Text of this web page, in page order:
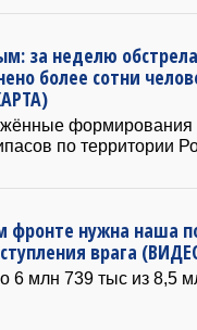
за неделю
более сотни
формирования
по территории
фронте нужна наша
врага
6 млн 739 тыс из 8,5